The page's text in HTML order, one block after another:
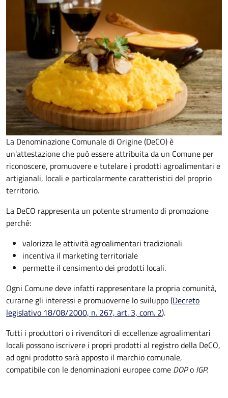
La Denominazione Comunale di Origine (DeCO) è
un'attestazione che può essere attribuita da un Comune per
riconoscere, promuovere e tutelare i prodotti agroalimentari e
artigianali, locali e particolarmente caratteristici del proprio
territorio.
La DeCO rappresenta un potente strumento di promozione
perché:
valorizza le attività agroalimentari tradizionali
incentiva il marketing territoriale
permette il censimento dei prodotti locali.
Ogni Comune deve infatti rappresentare la propria comunità,
curarne gli interessi e promuoverne lo sviluppo (Decreto
legislativo 18/08/2000, n. 267, art. 3, com. 2).
Tutti i produttori o i rivenditori di eccellenze agroalimentari
locali possono iscrivere i propri prodotti al registro della DeCO,
ad ogni prodotto sarà apposto il marchio comunale,
compatibile con le denominazioni europee come DOPo IGP.